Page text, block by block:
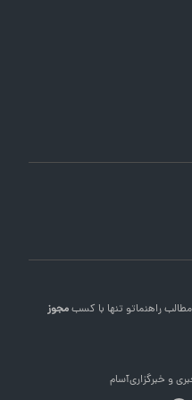
راهنماتو تنها با کسبمجوز
و خبرگزاریآسام